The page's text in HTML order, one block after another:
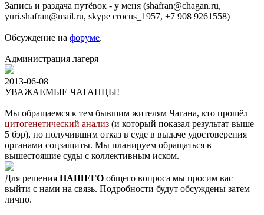
Запись и раздача путёвок - у меня (shafran@chagan.ru,
yuri.shafran@mail.ru, skype crocus_1957, +7 908 9261558)
Обсуждение на форуме.
Администрация лагеря
2013-06-08
УВАЖАЕМЫЕ ЧАГАНЦЫ!
Мы обращаемся к тем бывшим жителям Чагана, кто прошёл
цитогенетический анализ (и который показал результат выше
5 бэр), но получившим отказ в суде в выдаче удостоверения
органами соцзащиты. Мы планируем обращаться в
вышестоящие суды с коллективным иском.
Для решения НАШЕГО общего вопроса мы просим вас
выйти с нами на связь. Подробности будут обсуждены затем
лично.